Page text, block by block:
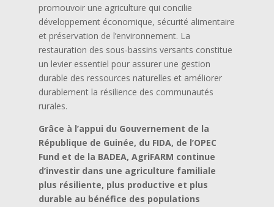
promouvoir une agriculture qui concilie
développement économique, sécurité alimentaire
et préservation de l’environnement. La
restauration des sous-bassins versants constitue
un levier essentiel pour assurer une gestion
durable des ressources naturelles et améliorer
durablement la résilience des communautés
rurales.
Grâce à l’appui du Gouvernement de la
République de Guinée, du FIDA, de l’OPEC
Fund et de la BADEA, AgriFARM continue
d’investir dans une agriculture familiale
plus résiliente, plus productive et plus
durable au bénéfice des populations